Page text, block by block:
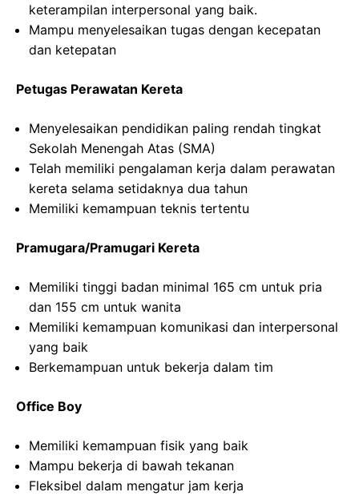
keterampilan interpersonal yang baik.
Mampu menyelesaikan tugas dengan kecepatan
dan ketepatan
Petugas Perawatan Kereta
Menyelesaikan pendidikan paling rendah tingkat
Sekolah Menengah Atas (SMA)
Telah memiliki pengalaman kerja dalam perawatan
kereta selama setidaknya dua tahun
Memiliki kemampuan teknis tertentu
Pramugara/Pramugari Kereta
Memiliki tinggi badan minimal 165 cm untuk pria
dan 155 cm untuk wanita
Memiliki kemampuan komunikasi dan interpersonal
yang baik
Berkemampuan untuk bekerja dalam tim
Office Boy
Memiliki kemampuan fisik yang baik
Mampu bekerja di bawah tekanan
Fleksibel dalam mengatur jam kerja